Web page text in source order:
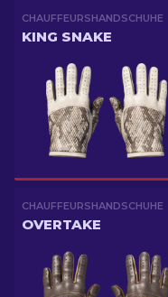
CHAUFFEURSHANDSCHUHE
KING SNAKE
CHAUFFEURSHANDSCHUHE
OVERTAKE